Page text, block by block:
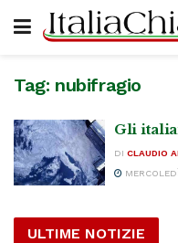
Tag: nubifragio
Gli
DI CLAUDIO
ULTIME NOTIZIE